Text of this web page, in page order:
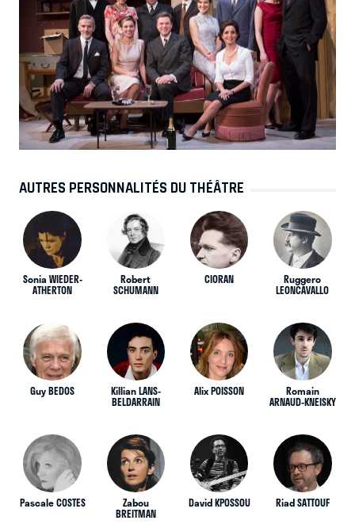
AUTRES PERSONNALITÉS DU THÉÂTRE
Sonia WIEDER-
ATHERTON
Robert
SCHUMANN
CIORAN Ruggero
LEONCAVALLO
Guy BEDOS Killian LANS-
BELDARRAIN
Alix POISSON Romain
ARNAUD-KNEISKY
Pascale COSTES Zabou
BREITMAN
David KPOSSOU Riad SATTOUF